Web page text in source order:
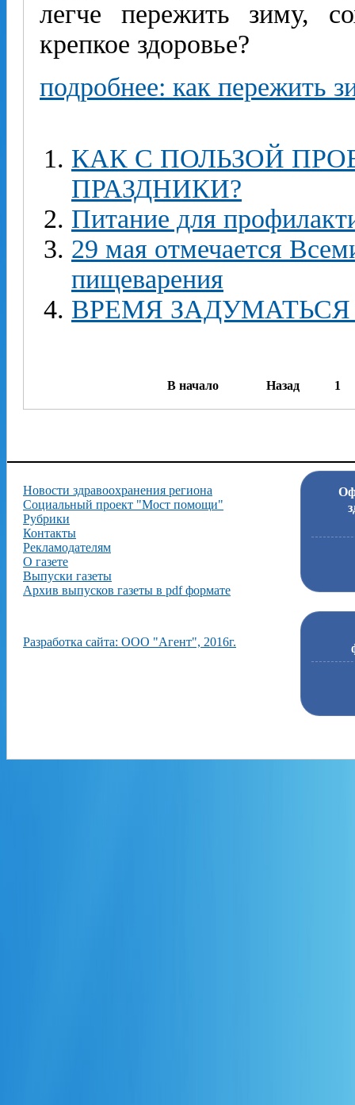
легче пережить зиму,
крепкое здоровье?
подробнее: как пережить
КАК С ПОЛЬЗОЙ
ПРАЗДНИКИ?
Питание для
29 мая отмечается
пищеварения
ВРЕМЯ
В начало Назад 1
Новости здравоохранения региона
Социальный проект "Мост помощи"
Рубрики
Контакты
Рекламодателям
О газете
Выпуски газеты
Архив выпусков газеты в pdf формате
Разработка сайта: ООО "Агент", 2016г.